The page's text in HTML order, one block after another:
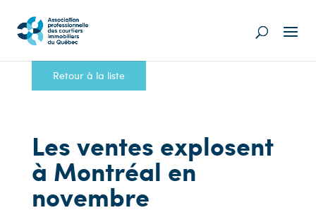
Retour à la liste
Les ventes explosent
à Montréal en
novembre